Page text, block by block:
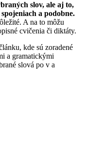
slov, ale aj to,
a podobne.
A na to môžu
cvičenia či diktáty.
kde sú zoradené
a gramatickými
slová po v a